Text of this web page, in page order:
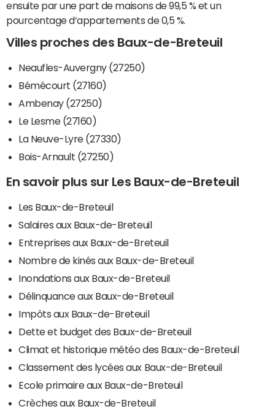
ensuite par une part de maisons de 99,5 % et un
pourcentage d’appartements de 0,5 %.
Villes proches des Baux-de-Breteuil
Neaufles-Auvergny (27250)
Bémécourt (27160)
Ambenay (27250)
Le Lesme (27160)
La Neuve-Lyre (27330)
Bois-Arnault (27250)
En savoir plus sur Les Baux-de-Breteuil
Les Baux-de-Breteuil
Salaires aux Baux-de-Breteuil
Entreprises aux Baux-de-Breteuil
Nombre de kinés aux Baux-de-Breteuil
Inondations aux Baux-de-Breteuil
Délinquance aux Baux-de-Breteuil
Impôts aux Baux-de-Breteuil
Dette et budget des Baux-de-Breteuil
Climat et historique météo des Baux-de-Breteuil
Classement des lycées aux Baux-de-Breteuil
Ecole primaire aux Baux-de-Breteuil
Crèches aux Baux-de-Breteuil